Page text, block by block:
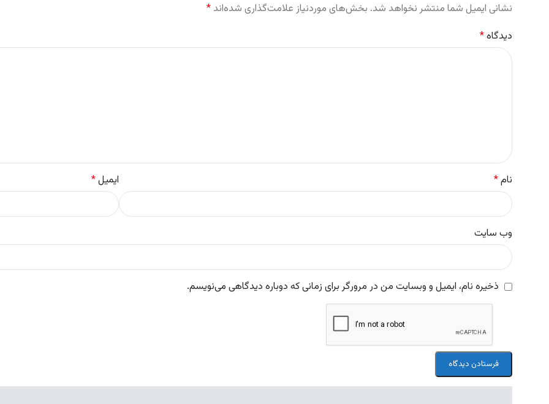
نشانی ایمیل شما منتشر نخواهد شد. بخش‌های موردنیاز علامت‌گذاری شده‌اند *
دیدگاه*
نام* ایمیل*
وب‌ سایت
ذخیره نام، ایمیل و وبسایت من در مرورگر برای زمانی که دوباره دیدگاهی می‌نویسم.